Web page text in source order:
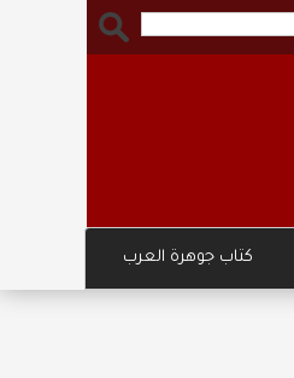
كتاب جوهرة العرب